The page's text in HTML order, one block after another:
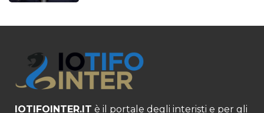
IOTIFOINTER.IT è il portale degli interisti e per gli